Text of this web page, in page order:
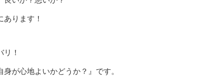
ります！
！
身が心地よいかどうか？』です。